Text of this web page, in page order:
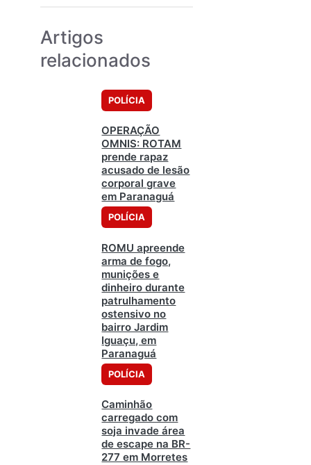
Artigos
relacionados
POLÍCIA
OPERAÇÃO
OMNIS: ROTAM
prende rapaz
acusado de lesão
corporal grave
em Paranaguá
POLÍCIA
ROMU apreende
arma de fogo,
munições e
dinheiro durante
patrulhamento
ostensivo no
bairro Jardim
Iguaçu, em
Paranaguá
POLÍCIA
Caminhão
carregado com
soja invade área
de escape na BR-
277 em Morretes